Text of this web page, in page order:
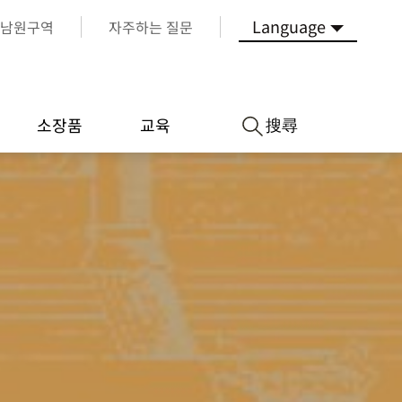
남원구역 자주하는 질문 Language
소장품 교육 搜尋